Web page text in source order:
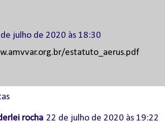
julho de 2020 às 18:30
estatuto_aerus.pdf
rocha 22 de julho de 2020 às 19:22